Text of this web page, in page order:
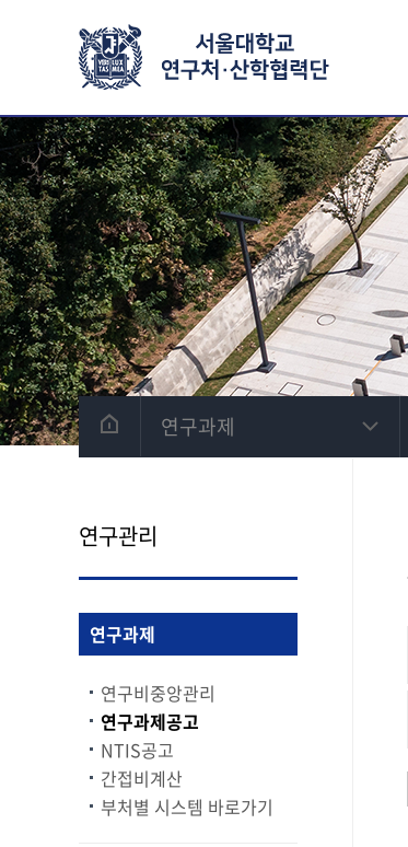
연구과제
연구관리
연구과제
연구비중앙관리
연구과제공고
NTIS공고
간접비계산
부처별 시스템 바로가기